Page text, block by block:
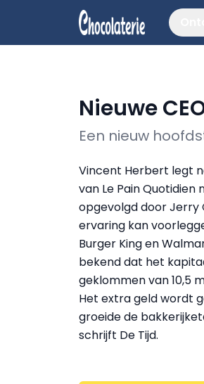
Nieuwe
Een nieuw
Vincent Herbert legt
van Le Pain Quotidien
opgevolgd door Jerry
ervaring kan
Burger King en
bekend dat het
geklommen van 10,5
Het extra geld wordt
groeide de
schrijft De Tijd.